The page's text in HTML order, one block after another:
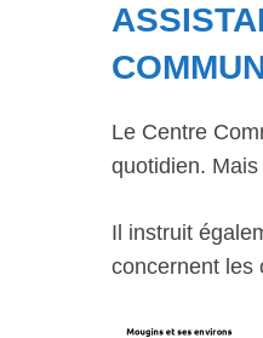
Le Centre
quotidien.
Il instruit
concernent les